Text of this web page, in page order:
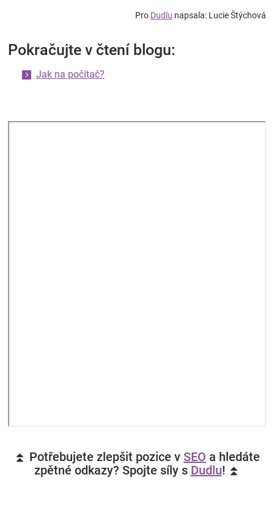
Pro Dudlu napsala: Lucie Štýchová
Pokračujte v čtení blogu:
Jak na počítač?
⏫ Potřebujete zlepšit pozice v SEO a hledáte
zpětné odkazy? Spojte síly s Dudlu! ⏫